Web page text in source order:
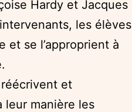
Hardy et Jacques
les élèves
et se l’approprient à
et
leur manière les